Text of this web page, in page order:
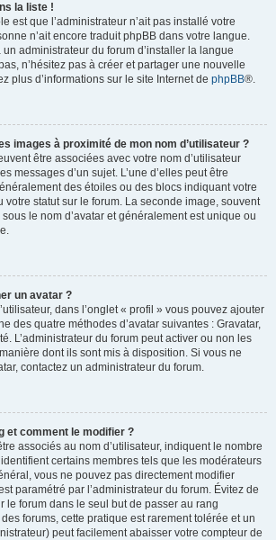
la liste !
est que l’administrateur n’ait pas installé votre
n’ait encore traduit phpBB dans votre langue.
administrateur du forum d’installer la langue
n’hésitez pas à créer et partager une nouvelle
plus d’informations sur le site Internet de phpBB®.
images à proximité de mon nom d’utilisateur ?
être associées avec votre nom d’utilisateur
messages d’un sujet. L’une d’elles peut être
des étoiles ou des blocs indiquant votre
votre statut sur le forum. La seconde image, souvent
le nom d’avatar et généralement est unique ou
un avatar ?
dans l’onglet « profil » vous pouvez ajouter
des quatre méthodes d’avatar suivantes : Gravatar,
L’administrateur du forum peut activer ou non les
dont ils sont mis à disposition. Si vous ne
contactez un administrateur du forum.
et comment le modifier ?
associés au nom d’utilisateur, indiquent le nombre
certains membres tels que les modérateurs
vous ne pouvez pas directement modifier
paramétré par l’administrateur du forum. Évitez de
le forum dans le seul but de passer au rang
forums, cette pratique est rarement tolérée et un
peut facilement abaisser votre compteur de